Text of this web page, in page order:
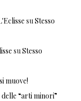
suStesso
suStesso
muove!
“arti minori”